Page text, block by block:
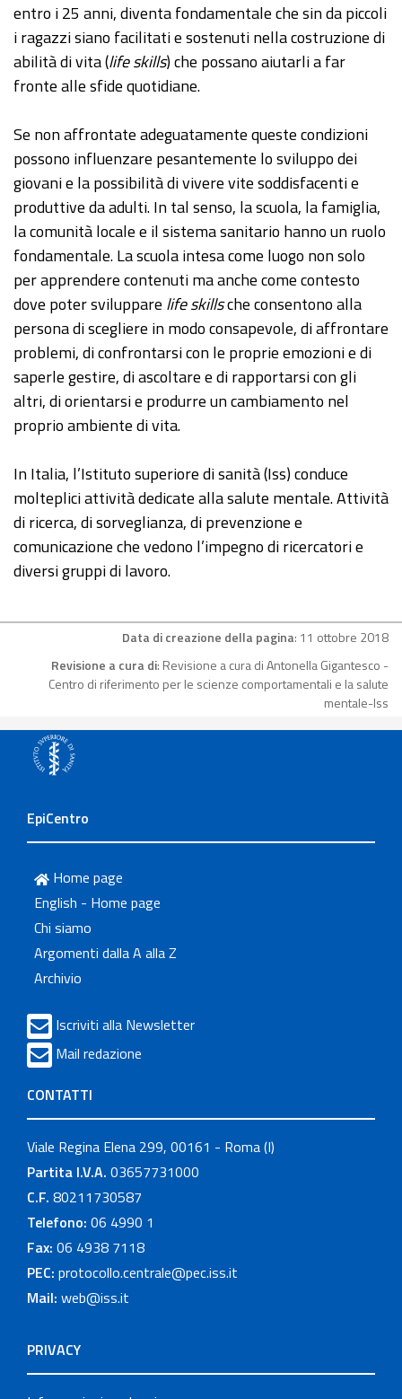
entro i 25 anni, diventa fondamentale che sin da piccoli
i ragazzi siano facilitati e sostenuti nella costruzione di
abilità di vita (life skills) che possano aiutarli a far
fronte alle sfide quotidiane.
Se non affrontate adeguatamente queste condizioni
possono influenzare pesantemente lo sviluppo dei
giovani e la possibilità di vivere vite soddisfacenti e
produttive da adulti. In tal senso, la scuola, la famiglia,
la comunità locale e il sistema sanitario hanno un ruolo
fondamentale. La scuola intesa come luogo non solo
per apprendere contenuti ma anche come contesto
dove poter sviluppare life skillsche consentono alla
persona di scegliere in modo consapevole, di affrontare
problemi, di confrontarsi con le proprie emozioni e di
saperle gestire, di ascoltare e di rapportarsi con gli
altri, di orientarsi e produrre un cambiamento nel
proprio ambiente di vita.
In Italia, l’Istituto superiore di sanità (Iss) conduce
molteplici attività dedicate alla salute mentale. Attività
di ricerca, di sorveglianza, di prevenzione e
comunicazione che vedono l’impegno di ricercatori e
diversi gruppi di lavoro.
Data di creazione della pagina: 11 ottobre 2018
Revisione a cura di: Revisione a cura di Antonella Gigantesco -
Centro di riferimento per le scienze comportamentali e la salute
mentale-Iss
EpiCentro
Home page
English - Home page
Chi siamo
Argomenti dalla A alla Z
Archivio
Iscriviti alla Newsletter
Mail redazione
CONTATTI
Viale Regina Elena 299, 00161 - Roma (I)
Partita I.V.A. 03657731000
C.F. 80211730587
Telefono: 06 4990 1
Fax: 06 4938 7118
PEC: protocollo.centrale@pec.iss.it
Mail: web@iss.it
PRIVACY